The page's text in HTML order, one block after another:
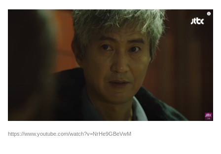
https://www.youtube.com/watch?v=NrHe9GBeVwM